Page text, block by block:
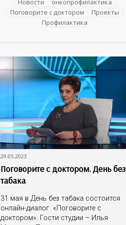
онкологических заболеваний? Как
проявляется рак щитовидной железы?
Новости
онкопрофилактика
Поговорите с доктором
Проекты
Профилактика
29.05.2023
Поговорите с доктором. День без
табака
31 мая в День без табака состоится
онлайн-диалог «Поговорите с
доктором». Гости студии – Илья